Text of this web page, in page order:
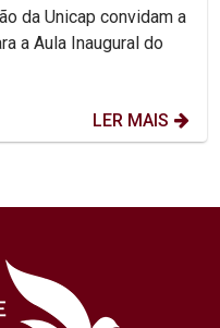
da Unicap convidam a
a Aula Inaugural do
LER MAIS